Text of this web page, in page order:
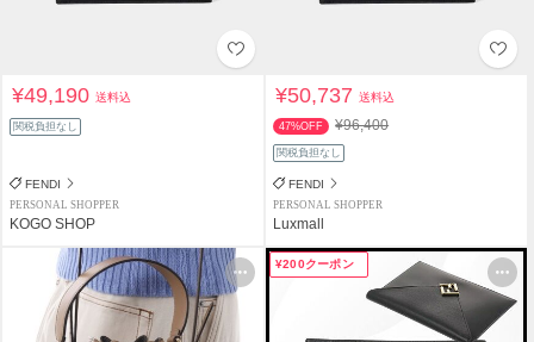
¥49,190送料込
関税負担なし
FENDI
PERSONAL SHOPPER
KOGO SHOP
¥50,737送料込
47%OFF ¥96,400
関税負担なし
FENDI
PERSONAL SHOPPER
Luxmall
¥200クーポン